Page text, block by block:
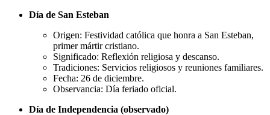
Día de San Esteban
Origen: Festividad católica que honra a San Esteban,
primer mártir cristiano.
Significado: Reflexión religiosa y descanso.
Tradiciones: Servicios religiosos y reuniones familiares.
Fecha: 26 de diciembre.
Observancia: Día feriado oficial.
Día de Independencia (observado)